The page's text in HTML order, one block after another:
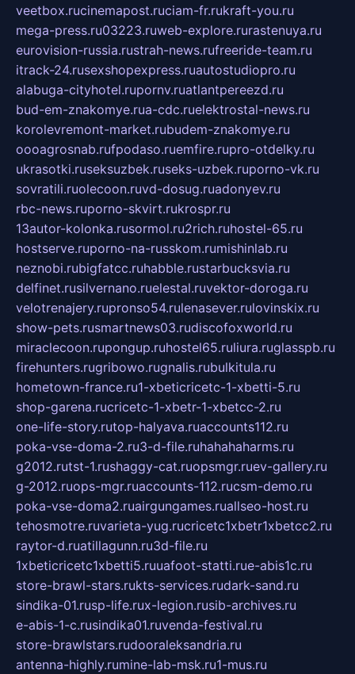
veetbox.rucinemapost.ruciam-fr.rukraft-you.ru
mega-press.ru03223.ruweb-explore.rurastenuya.ru
eurovision-russia.rustrah-news.rufreeride-team.ru
itrack-24.rusexshopexpress.ruautostudiopro.ru
alabuga-cityhotel.rupornv.ruatlantpereezd.ru
bud-em-znakomye.rua-cdc.ruelektrostal-news.ru
korolevremont-market.rubudem-znakomye.ru
oooagrosnab.rufpodaso.ruemfire.rupro-otdelky.ru
ukrasotki.ruseksuzbek.ruseks-uzbek.ruporno-vk.ru
sovratili.ruolecoon.ruvd-dosug.ruadonyev.ru
rbc-news.ruporno-skvirt.rukrospr.ru
13autor-kolonka.rusormol.ru2rich.ruhostel-65.ru
hostserve.ruporno-na-russkom.rumishinlab.ru
neznobi.rubigfatcc.ruhabble.rustarbucksvia.ru
delfinet.rusilvernano.ruelestal.ruvektor-doroga.ru
velotrenajery.rupronso54.rulenasever.rulovinskix.ru
show-pets.rusmartnews03.rudiscofoxworld.ru
miraclecoon.rupongup.ruhostel65.ruliura.ruglasspb.ru
firehunters.rugribowo.rugnalis.rubulkitula.ru
hometown-france.ru1-xbeticricetc-1-xbetti-5.ru
shop-garena.rucricetc-1-xbetr-1-xbetcc-2.ru
one-life-story.rutop-halyava.ruaccounts112.ru
poka-vse-doma-2.ru3-d-file.ruhahahaharms.ru
g2012.rutst-1.rushaggy-cat.ruopsmgr.ruev-gallery.ru
g-2012.ruops-mgr.ruaccounts-112.rucsm-demo.ru
poka-vse-doma2.ruairgungames.ruallseo-host.ru
tehosmotre.ruvarieta-yug.rucricetc1xbetr1xbetcc2.ru
raytor-d.ruatillagunn.ru3d-file.ru
1xbeticricetc1xbetti5.ruuafoot-statti.rue-abis1c.ru
store-brawl-stars.rukts-services.rudark-sand.ru
sindika-01.rusp-life.rux-legion.rusib-archives.ru
e-abis-1-c.rusindika01.ruvenda-festival.ru
store-brawlstars.rudooraleksandria.ru
antenna-highly.rumine-lab-msk.ru1-mus.ru